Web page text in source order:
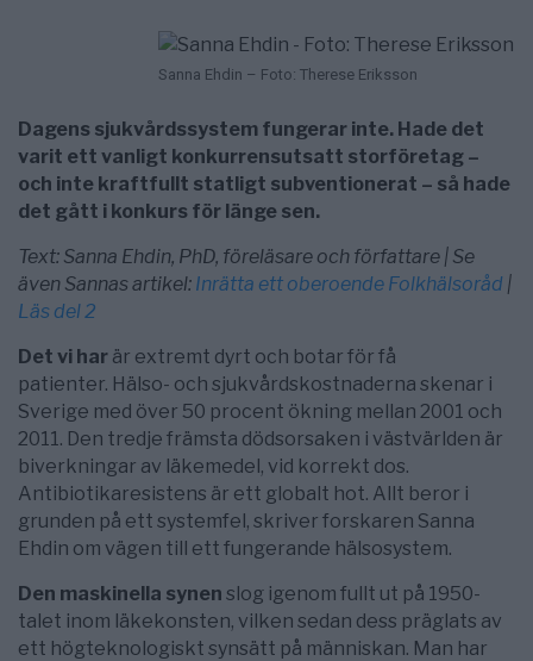
Sanna Ehdin – Foto: Therese Eriksson
Dagens sjukvårdssystem fungerar inte. Hade det
varit ett vanligt konkurrensutsatt storföretag –
och inte kraftfullt statligt subventionerat – så hade
det gått i konkurs för länge sen.
Text: Sanna Ehdin, PhD, föreläsare och författare | Se
även Sannas artikel: Inrätta ett oberoende Folkhälsoråd |
Läs del 2
Det vi har är extremt dyrt och botar för få
patienter. Hälso- och sjukvårdskostnaderna skenar i
Sverige med över 50 procent ökning mellan 2001 och
2011. Den tredje främsta dödsorsaken i västvärlden är
biverkningar av läkemedel, vid korrekt dos.
Antibiotikaresistens är ett globalt hot. Allt beror i
grunden på ett systemfel, skriver forskaren Sanna
Ehdin om vägen till ett fungerande hälsosystem.
Den maskinella synen slog igenom fullt ut på 1950-
talet inom läkekonsten, vilken sedan dess präglats av
ett högteknologiskt synsätt på människan. Man har